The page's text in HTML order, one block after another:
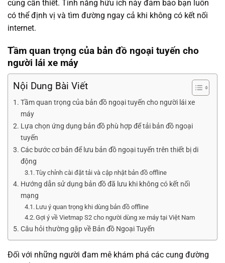
cùng cần thiết. Tính năng hữu ích này đảm bảo bạn luôn
có thể định vị và tìm đường ngay cả khi không có kết nối
internet.
Tầm quan trọng của bản đồ ngoại tuyến cho
người lái xe máy
Nội Dung Bài Viết
Tầm quan trọng của bản đồ ngoại tuyến cho người lái xe
máy
Lựa chọn ứng dụng bản đồ phù hợp để tải bản đồ ngoại
tuyến
Các bước cơ bản để lưu bản đồ ngoại tuyến trên thiết bị di
động
Tùy chỉnh cài đặt tải và cập nhật bản đồ offline
Hướng dẫn sử dụng bản đồ đã lưu khi không có kết nối
mạng
Lưu ý quan trọng khi dùng bản đồ offline
Gợi ý về Vietmap S2 cho người dùng xe máy tại Việt Nam
Câu hỏi thường gặp về Bản đồ Ngoại Tuyến
Đối với những người đam mê khám phá các cung đường